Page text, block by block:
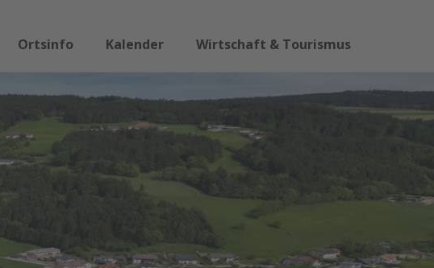
Ortsinfo Kalender Wirtschaft & Tourismus